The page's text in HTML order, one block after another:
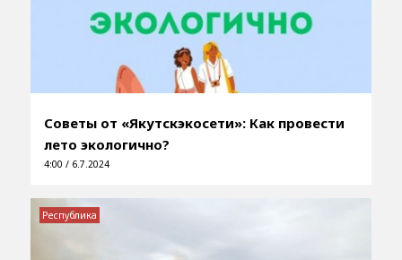
Советы от «Якутскэкосети»: Как провести
лето экологично?
4:00 / 6.7.2024
Республика